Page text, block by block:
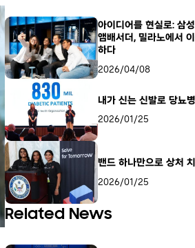
아이디어를 현실로: 삼
앰배서더, 밀라노에서
하다
2026/04/08
내가 신는 신발로 당뇨
2026/01/25
밴드 하나만으로 상처
2026/01/25
Related News